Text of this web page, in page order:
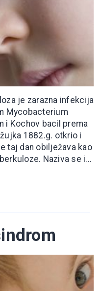
je zarazna infekcija
Mycobacterium
i Kochov bacil prema
1882.g. otkrio i
taj dan obilježava kao
Naziva se i...